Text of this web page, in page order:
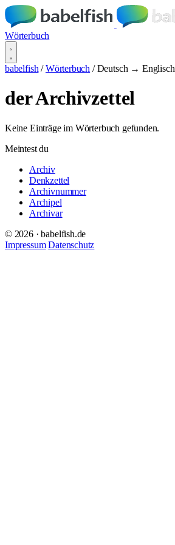
Wörterbuch
babelfish / Wörterbuch / Deutsch → Englisch
der Archivzettel
Keine Einträge im Wörterbuch gefunden.
Meintest du
Archiv
Denkzettel
Archivnummer
Archipel
Archivar
© 2026 · babelfish.de
Impressum Datenschutz